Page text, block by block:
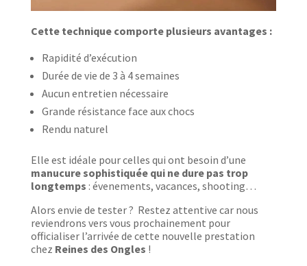
Cette technique comporte plusieurs avantages :
Rapidité d’exécution
Durée de vie de 3 à 4 semaines
Aucun entretien nécessaire
Grande résistance face aux chocs
Rendu naturel
Elle est idéale pour celles qui ont besoin d’une
manucure sophistiquée qui ne dure pas trop
longtemps : évenements, vacances, shooting…
Alors envie de tester ? Restez attentive car nous
reviendrons vers vous prochainement pour
officialiser l’arrivée de cette nouvelle prestation
chez Reines des Ongles !